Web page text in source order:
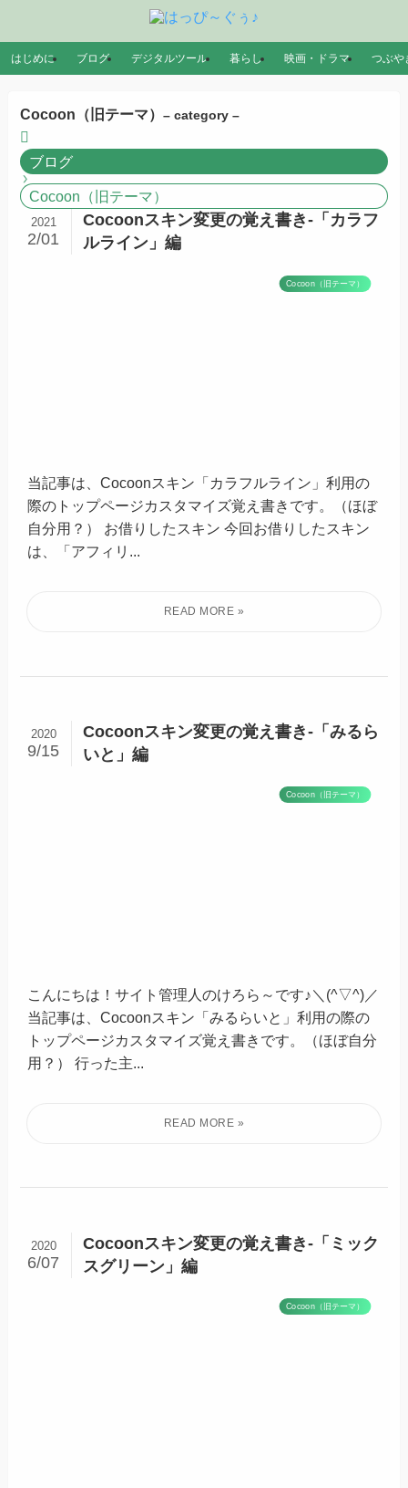
はじめに ブログ デジタルツール 暮らし 映画・ドラマ つぶや
Cocoon（旧テーマ）– category –
ブログ
Cocoon（旧テーマ）
Cocoonスキン変更の覚え書き-「カラフ
ルライン」編
2021
2/01
Cocoon（旧テーマ）
当記事は、Cocoonスキン「カラフルライン」利用の
際のトップページカスタマイズ覚え書きです。（ほぼ
自分用？） お借りしたスキン 今回お借りしたスキン
は、「アフィリ...
Cocoonスキン変更の覚え書き-「みるら
いと」編
2020
9/15
Cocoon（旧テーマ）
こんにちは！サイト管理人のけろら～です♪＼(^▽^)／
当記事は、Cocoonスキン「みるらいと」利用の際の
トップページカスタマイズ覚え書きです。（ほぼ自分
用？） 行った主...
Cocoonスキン変更の覚え書き-「ミック
スグリーン」編
2020
6/07
Cocoon（旧テーマ）